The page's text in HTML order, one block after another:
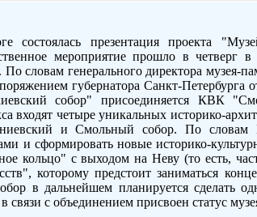
состоялась презентация проекта
мероприятие прошло в четверг в
словам генерального директора музея-
губернатора Санкт-
собор" присоединяется КВК
входят четыре уникальных историко-
и Смольный собор. По словам
и сформировать новые историко-
кольцо" с выходом на Неву (то есть,
которому предстоит заниматься
в дальнейшем планируется сделать
связи с объединением присвоен статус